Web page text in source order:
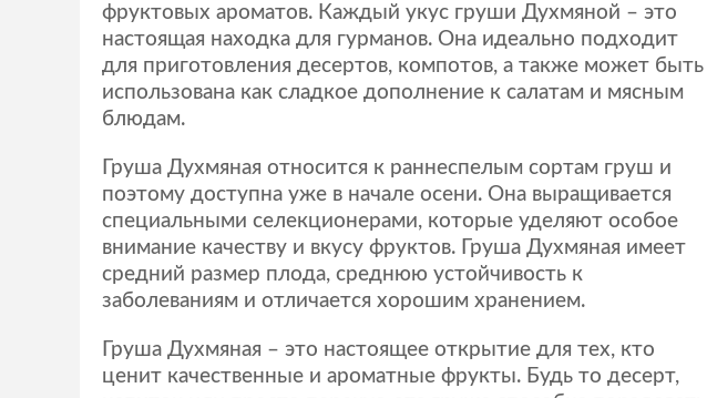
фруктовых ароматов. Каждый укус груши Духмяной – это
настоящая находка для гурманов. Она идеально подходит
для приготовления десертов, компотов, а также может быть
использована как сладкое дополнение к салатам и мясным
блюдам.
Груша Духмяная относится к раннеспелым сортам груш и
поэтому доступна уже в начале осени. Она выращивается
специальными селекционерами, которые уделяют особое
внимание качеству и вкусу фруктов. Груша Духмяная имеет
средний размер плода, среднюю устойчивость к
заболеваниям и отличается хорошим хранением.
Груша Духмяная – это настоящее открытие для тех, кто
ценит качественные и ароматные фрукты. Будь то десерт,